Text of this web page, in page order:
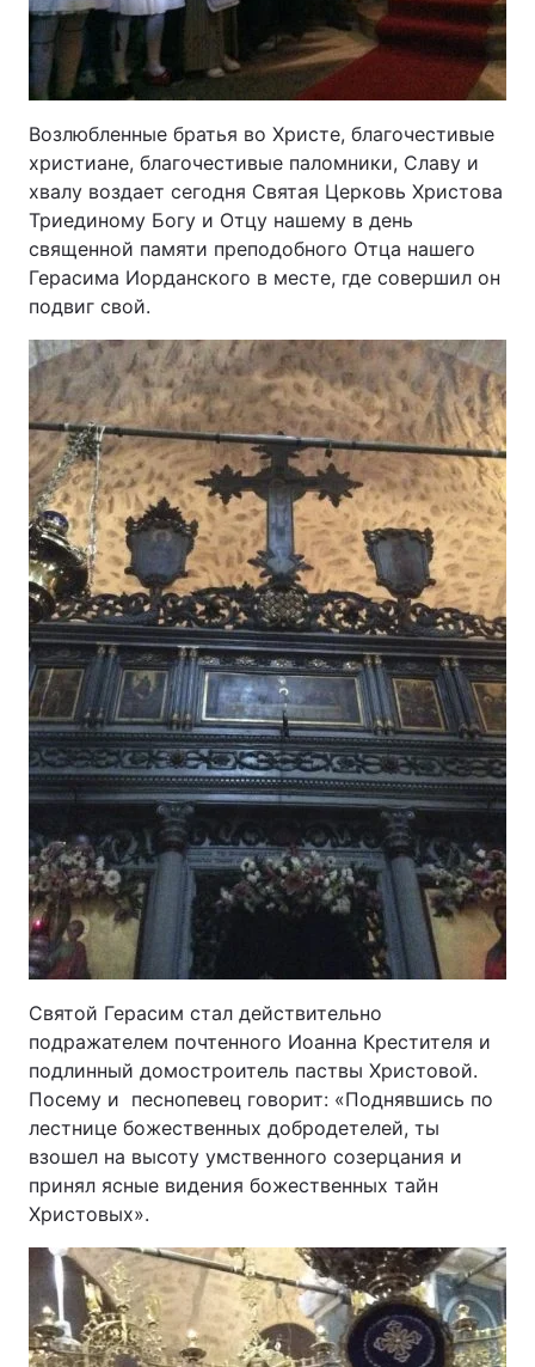
Возлюбленные братья во Христе, благочестивые
христиане, благочестивые паломники, Славу и
хвалу воздает сегодня Святая Церковь Христова
Триединому Богу и Отцу нашему в день
священной памяти преподобного Отца нашего
Герасима Иорданского в месте, где совершил он
подвиг свой.
Святой Герасим стал действительно
подражателем почтенного Иоанна Крестителя и
подлинный домостроитель паствы Христовой.
Посему и песнопевец говорит: «Поднявшись по
лестнице божественных добродетелей, ты
взошел на высоту умственного созерцания и
принял ясные видения божественных тайн
Христовых».